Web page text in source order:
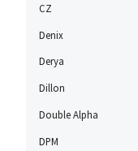
CZ
Denix
Derya
Dillon
Double Alpha
DPM